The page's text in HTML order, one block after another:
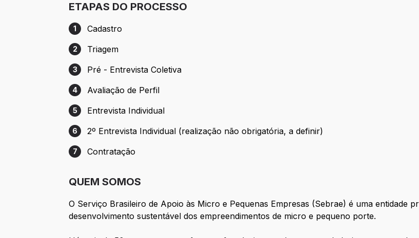
ETAPAS DO PROCESSO
Etapa 1: Cadastro
1 Cadastro
Etapa 2: Triagem
2 Triagem
Etapa 3: Pré - Entrevista Coletiva
3 Pré - Entrevista Coletiva
Etapa 4: Avaliação de Perfil
4 Avaliação de Perfil
Etapa 5: Entrevista Individual
5 Entrevista Individual
Etapa 6: 2º Entrevista Individual (realização não obrigatória, a definir)
6 2º Entrevista Individual (realização não obrigatória, a definir)
Etapa 7: Contratação
7 Contratação
QUEM SOMOS
O Serviço Brasileiro de Apoio às Micro e Pequenas Empresas (Sebrae) é uma entidade
desenvolvimento sustentável dos empreendimentos de micro e pequeno porte.